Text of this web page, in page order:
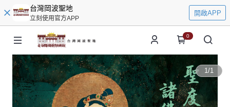
台灣岡波聖地
立刻使用官方APP
開啟APP
0
1/1